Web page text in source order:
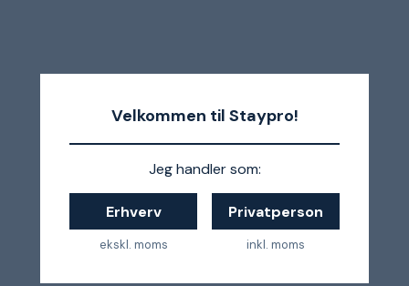
Velkommen til Staypro!
Jeg handler som:
Erhverv
ekskl. moms
Privatperson
inkl. moms